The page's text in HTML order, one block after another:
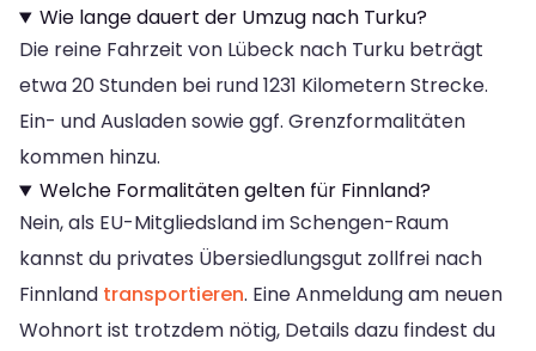
Wie lange dauert der Umzug nach Turku?
Die reine Fahrzeit von Lübeck nach Turku beträgt
etwa 20 Stunden bei rund 1231 Kilometern Strecke.
Ein- und Ausladen sowie ggf. Grenzformalitäten
kommen hinzu.
Welche Formalitäten gelten für Finnland?
Nein, als EU-Mitgliedsland im Schengen-Raum
kannst du privates Übersiedlungsgut zollfrei nach
Finnland transportieren. Eine Anmeldung am neuen
Wohnort ist trotzdem nötig, Details dazu findest du